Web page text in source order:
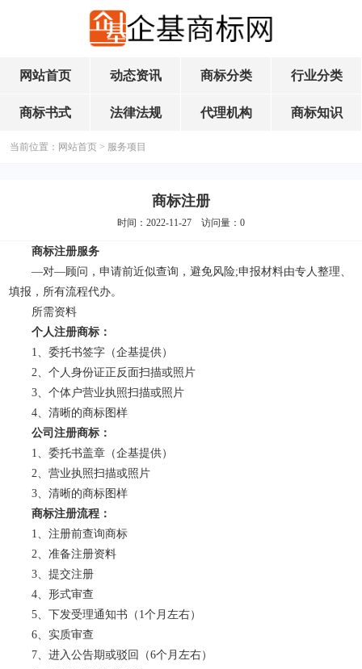
网站首页 动态资讯 商标分类 行业分类
商标书式 法律法规 代理机构 商标知识
当前位置： 网站首页 > 服务项目
商标注册
时间：2022-11-27 访问量： 0
商标注册服务
—对—顾问，申请前近似查询，避免风险;申报材料由专人整理、
填报，所有流程代办。
所需资料
个人注册商标 ：
1、委托书签字（企基提供）
2、个人身份证正反面扫描或照片
3、个体户营业执照扫描或照片
4、清晰的商标图样
公司注册商标 ：
1、委托书盖章（企基提供）
2、营业执照扫描或照片
3、清晰的商标图样
商标注册流程：
1、注册前查询商标
2、准备注册资料
3、提交注册
4、形式审查
5、下发受理通知书（1个月左右）
6、实质审查
7、进入公告期或驳回（6个月左右）